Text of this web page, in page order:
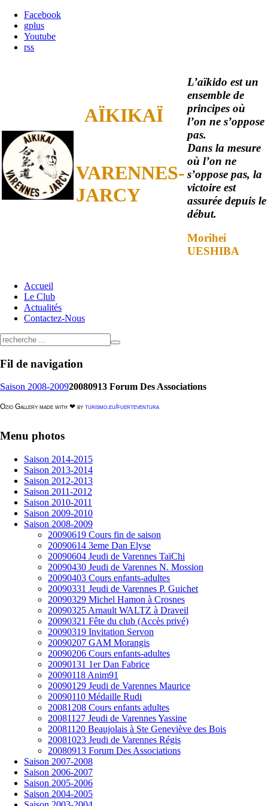
Facebook
gplus
Youtube
rss
AÏKIKAÏ
VARENNES-
JARCY
L’aïkido est un
ensemble de
principes où
l’on ne s’oppose
pas.
Dans la mesure
où l’on ne
s’oppose pas, la
victoire est
assurée depuis le
début.
Morihei
UESHIBA
Accueil
Le Club
Actualités
Contactez-Nous
Fil de navigation
Saison 2008-200920080913 Forum Des Associations
Ozio Gallery made with ❤ by turismo.eu/fuerteventura
Menu photos
Saison 2014-2015
Saison 2013-2014
Saison 2012-2013
Saison 2011-2012
Saison 2010-2011
Saison 2009-2010
Saison 2008-2009
20090619 Cours fin de saison
20090614 3eme Dan Elyse
20090604 Jeudi de Varennes TaïChi
20090430 Jeudi de Varennes N. Mossion
20090403 Cours enfants-adultes
20090331 Jeudi de Varennes P. Guichet
20090329 Michel Hamon à Crosnes
20090325 Arnault WALTZ à Draveil
20090321 Fête du club (Accès privé)
20090319 Invitation Servon
20090207 GAM Morangis
20090206 Cours enfants-adultes
20090131 1er Dan Fabrice
20090118 Anim91
20090129 Jeudi de Varennes Maurice
20090110 Médaille Rudi
20081208 Cours enfants adultes
20081127 Jeudi de Varennes Yassine
20081120 Beaujolais à Ste Geneviève des Bois
20081023 Jeudi de Varennes Régis
20080913 Forum Des Associations
Saison 2007-2008
Saison 2006-2007
Saison 2005-2006
Saison 2004-2005